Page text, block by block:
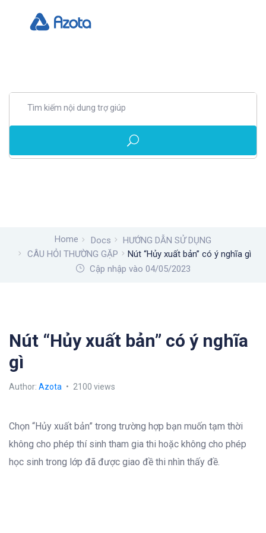
Home Docs
HƯỚNG DẪN SỬ DỤNG
CÂU HỎI THƯỜNG GẶP
Nút “Hủy xuất bản” có ý nghĩa gì
Cập nhập vào 04/05/2023
Nút “Hủy xuất bản” có ý nghĩa
gì
Author: Azota 2100 views
Chọn “Hủy xuất bản” trong trường hợp bạn muốn tạm thời
không cho phép thí sinh tham gia thi hoặc không cho phép
học sinh trong lớp đã được giao đề thi nhìn thấy đề.